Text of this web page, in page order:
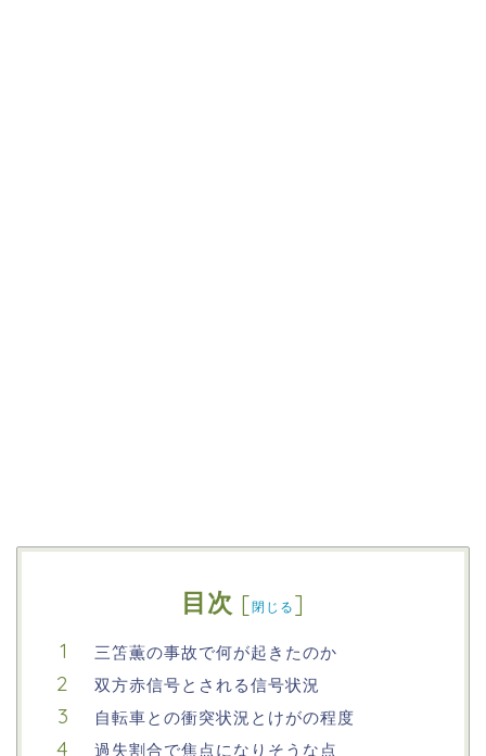
目次 [閉じる ]
三笘薫の事故で何が起きたのか
双方赤信号とされる信号状況
自転車との衝突状況とけがの程度
過失割合で焦点になりそうな点